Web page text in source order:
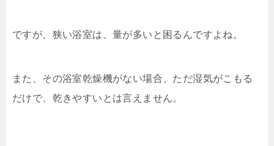
ですが、狭い浴室は、量が多いと困るんですよね。
また、その浴室乾燥機がない場合、ただ湿気がこもる
だけで、乾きやすいとは言えません。